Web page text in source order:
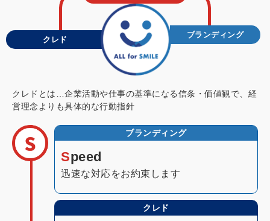
クレド ブランディング
クレドとは…企業活動や仕事の基準になる信条・価値観で、経
営理念よりも具体的な行動指針
ブランディング
Speed
迅速な対応をお約束します
クレド